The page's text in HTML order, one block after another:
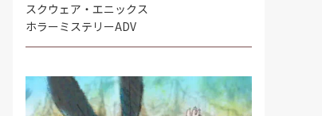
スクウェア・エニックス
ホラーミステリーADV